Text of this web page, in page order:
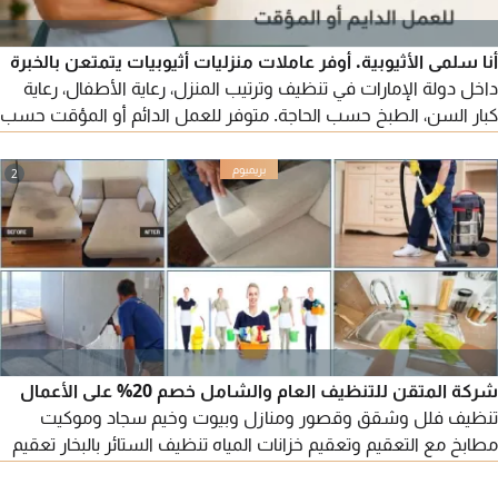
أنا سلمى الأثيوبية. أوفر عاملات منزليات أثيوبيات يتمتعن بالخبرة
داخل دولة الإمارات في تنظيف وترتيب المنزل، رعاية الأطفال، رعاية
كبار السن، الطبخ حسب الحاجة. متوفر للعمل الدائم أو المؤقت حسب
وحسن التعامل.
2
شركة المتقن للتنظيف العام والشامل خصم 20% على الأعمال
تنظيف فلل وشقق وقصور ومنازل وبيوت وخيم سجاد وموكيت
مطابخ مع التعقيم وتعقيم خزانات المياه تنظيف الستائر بالبخار تعقيم